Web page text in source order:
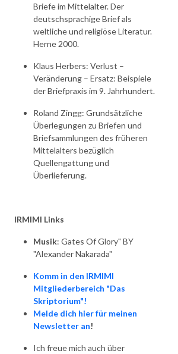
Briefe im Mittelalter. Der
deutschsprachige Brief als
weltliche und religiöse Literatur.
Herne 2000.
Klaus Herbers: Verlust –
Veränderung – Ersatz: Beispiele
der Briefpraxis im 9. Jahrhundert.
Roland Zingg: Grundsätzliche
Überlegungen zu Briefen und
Briefsammlungen des früheren
Mittelalters bezüglich
Quellengattung und
Überlieferung.
IRMIMI Links
Musik: Gates Of Glory" BY
"Alexander Nakarada"
Komm in den IRMIMI
Mitgliederbereich "Das
Skriptorium"!
Melde dich hier für meinen
Newsletter an!
Ich freue mich auch über